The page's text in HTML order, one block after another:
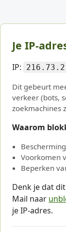
Je IP-
IP:
Dit gebeurt
verkeer (bots,
zoekmachines
Waarom
Voorkomen
Beperken
Denk je dat
Mail naar
je IP-adres.